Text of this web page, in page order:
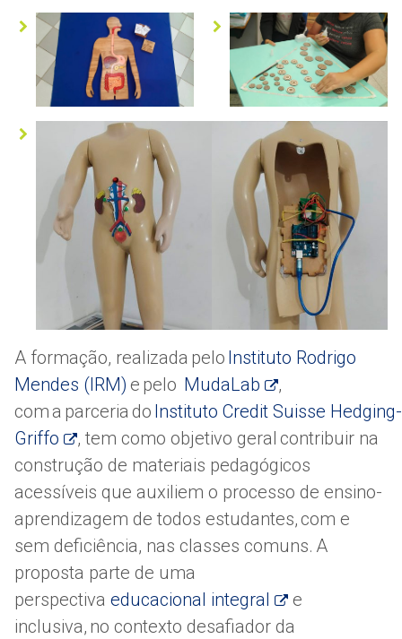
A formação, realizada pelo Instituto Rodrigo
Mendes (IRM) e pelo MudaLab
,
com a parceria do Instituto Credit Suisse Hedging-
Griffo
, tem como objetivo geral contribuir na
construção de materiais pedagógicos
acessíveis que auxiliem o processo de ensino-
aprendizagem de todos estudantes, com e
sem deficiência, nas classes comuns. A
proposta parte de uma
perspectiva educacional integral
e
inclusiva, no contexto desafiador da